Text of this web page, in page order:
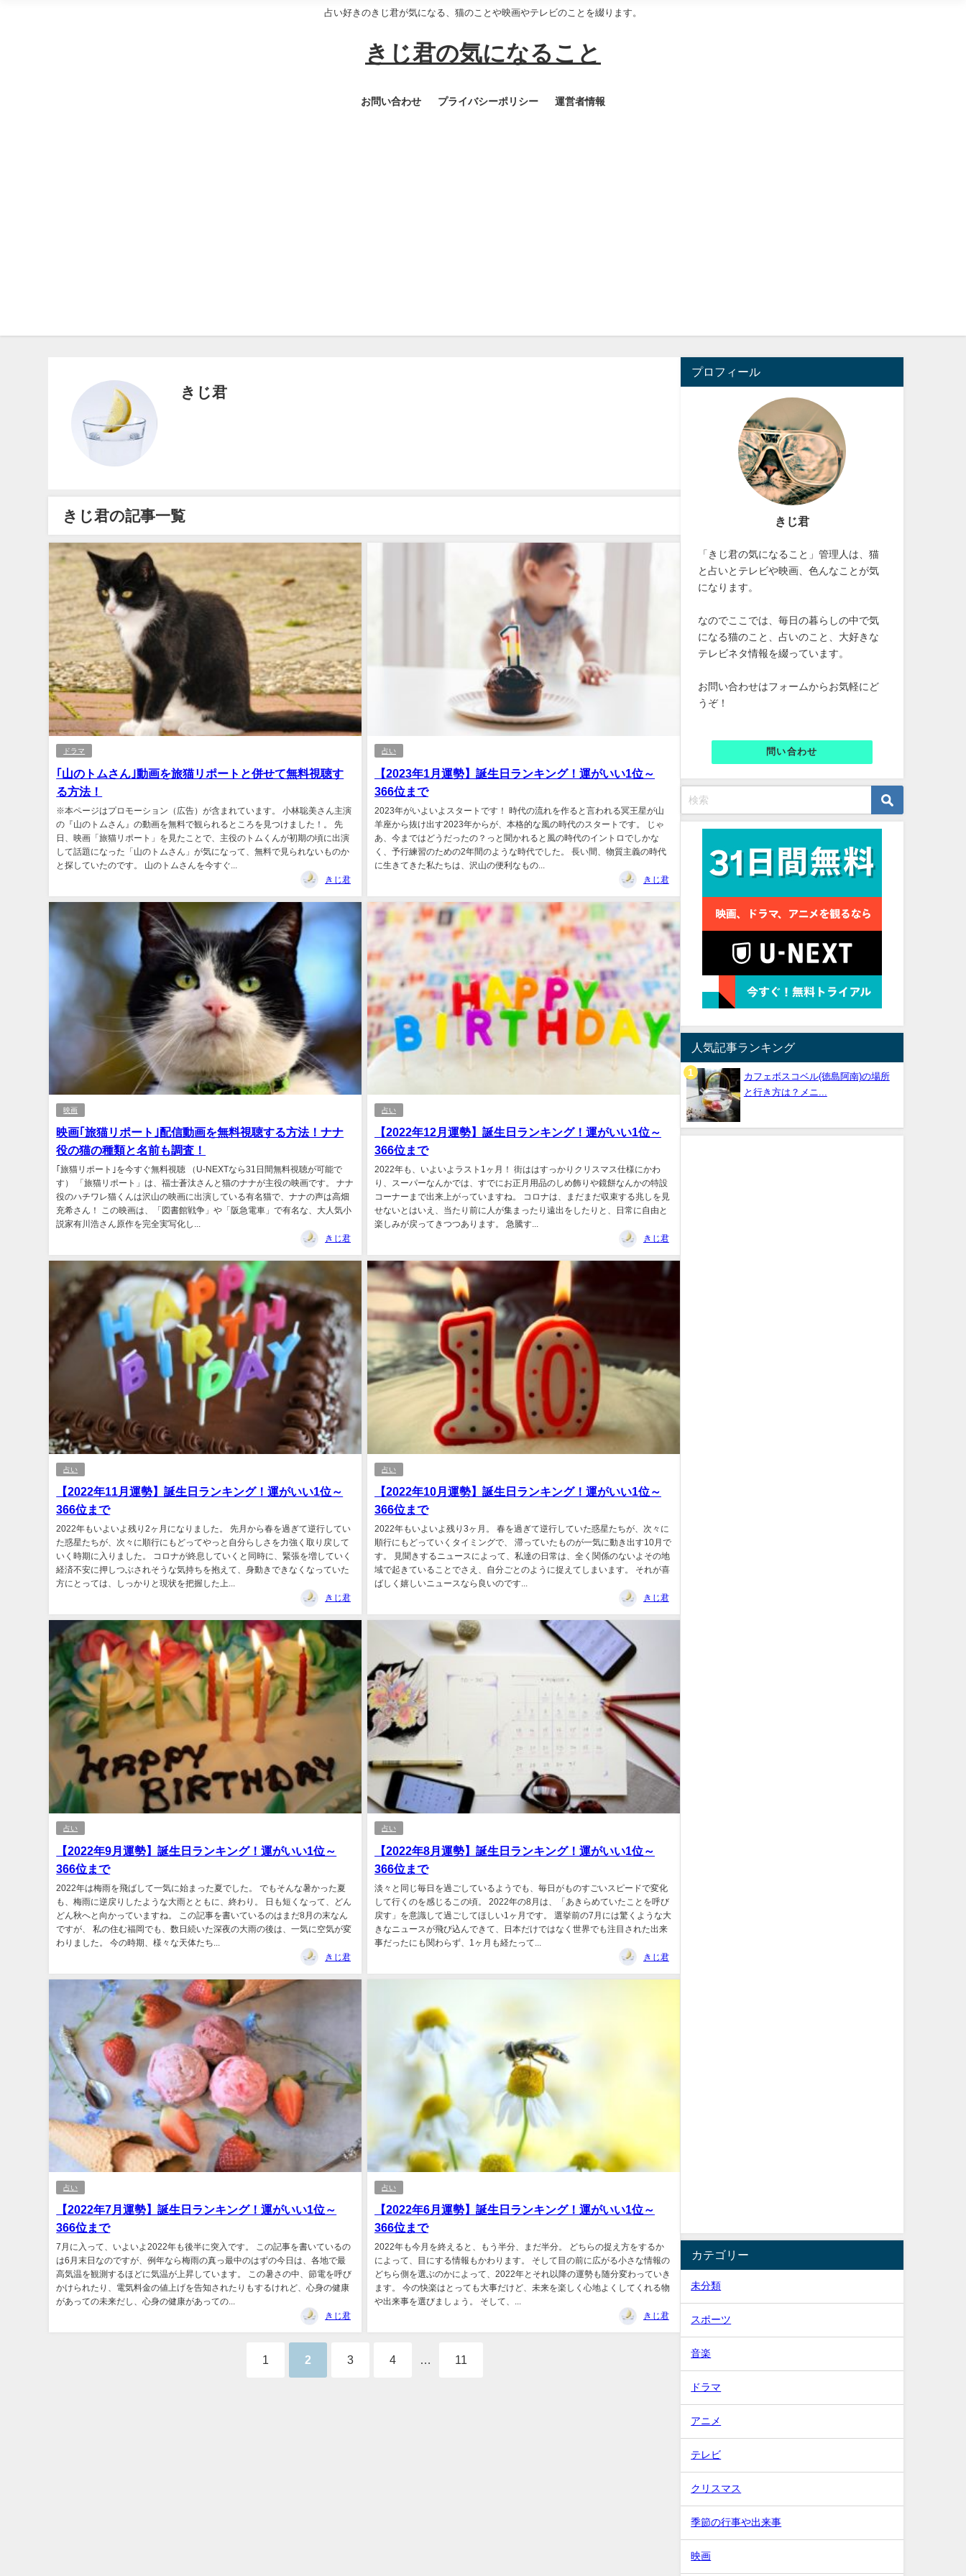
占い好きのきじ君が気になる、猫のことや映画やテレビのことを綴ります。
きじ君の気になること
お問い合わせ プライバシーポリシー 運営者情報
きじ君
きじ君の記事一覧
ドラマ
｢山のトムさん｣動画を旅猫リポートと併せて無料視聴す
る方法！
※本ページはプロモーション（広告）が含まれています。 小林聡美さん主演
の『山のトムさん』の動画を無料で観られるところを見つけました！。 先
日、映画「旅猫リポート」を見たことで、主役のトムくんが初期の頃に出演
して話題になった「山のトムさん」が気になって、無料で見られないものか
と探していたのです。 山のトムさんを今すぐ...
きじ君
占い
【2023年1月運勢】誕生日ランキング！運がいい1位～
366位まで
2023年がいよいよスタートです！ 時代の流れを作ると言われる冥王星が山
羊座から抜け出す2023年からが、本格的な風の時代のスタートです。 じゃ
あ、今まではどうだったの？っと聞かれると風の時代のイントロでしかな
く、予行練習のための2年間のような時代でした。 長い間、物質主義の時代
に生きてきた私たちは、沢山の便利なもの...
きじ君
映画
映画｢旅猫リポート｣配信動画を無料視聴する方法！ナナ
役の猫の種類と名前も調査！
｢旅猫リポート｣を今すぐ無料視聴 （U-NEXTなら31日間無料視聴が可能で
す） 「旅猫リポート」は、福士蒼汰さんと猫のナナが主役の映画です。 ナナ
役のハチワレ猫くんは沢山の映画に出演している有名猫で、ナナの声は高畑
充希さん！ この映画は、「図書館戦争」や「阪急電車」で有名な、大人気小
説家有川浩さん原作を完全実写化し...
きじ君
占い
【2022年12月運勢】誕生日ランキング！運がいい1位～
366位まで
2022年も、いよいよラスト1ヶ月！ 街ははすっかりクリスマス仕様にかわ
り、スーパーなんかでは、すでにお正月用品のしめ飾りや鏡餅なんかの特設
コーナーまで出来上がっていますね。 コロナは、まだまだ収束する兆しを見
せないとはいえ、当たり前に人が集まったり遠出をしたりと、日常に自由と
楽しみが戻ってきつつあります。 急騰す...
きじ君
占い
【2022年11月運勢】誕生日ランキング！運がいい1位～
366位まで
2022年もいよいよ残り2ヶ月になりました。 先月から春を過ぎて逆行してい
た惑星たちが、次々に順行にもどってやっと自分らしさを力強く取り戻して
いく時期に入りました。 コロナが終息していくと同時に、緊張を増していく
経済不安に押しつぶされそうな気持ちを抱えて、身動きできなくなっていた
方にとっては、しっかりと現状を把握した上...
きじ君
占い
【2022年10月運勢】誕生日ランキング！運がいい1位～
366位まで
2022年もいよいよ残り3ヶ月。 春を過ぎて逆行していた惑星たちが、次々に
順行にもどっていくタイミングで、 滞っていたものが一気に動き出す10月で
す。 見聞きするニュースによって、私達の日常は、全く関係のないよその地
域で起きていることでさえ、自分ごとのように捉えてしまいます。 それが喜
ばしく嬉しいニュースなら良いのです...
きじ君
占い
【2022年9月運勢】誕生日ランキング！運がいい1位～
366位まで
2022年は梅雨を飛ばして一気に始まった夏でした。 でもそんな暑かった夏
も、梅雨に逆戻りしたような大雨とともに、終わり。 日も短くなって、どん
どん秋へと向かっていますね。 この記事を書いているのはまだ8月の末なん
ですが、 私の住む福岡でも、数日続いた深夜の大雨の後は、一気に空気が変
わりました。 今の時期、様々な天体たち...
きじ君
占い
【2022年8月運勢】誕生日ランキング！運がいい1位～
366位まで
淡々と同じ毎日を過ごしているようでも、毎日がものすごいスピードで変化
して行くのを感じるこの頃。 2022年の8月は、「あきらめていたことを呼び
戻す」を意識して過ごしてほしい1ヶ月です。 選挙前の7月には驚くような大
きなニュースが飛び込んできて、日本だけではなく世界でも注目された出来
事だったにも関わらず、1ヶ月も経たって...
きじ君
占い
【2022年7月運勢】誕生日ランキング！運がいい1位～
366位まで
7月に入って、いよいよ2022年も後半に突入です。 この記事を書いているの
は6月末日なのですが、例年なら梅雨の真っ最中のはずの今日は、各地で最
高気温を観測するほどに気温が上昇しています。 この暑さの中、節電を呼び
かけられたり、電気料金の値上げを告知されたりもするけれど、心身の健康
があっての未来だし、心身の健康があっての...
きじ君
占い
【2022年6月運勢】誕生日ランキング！運がいい1位～
366位まで
2022年も今月を終えると、もう半分、まだ半分。 どちらの捉え方をするか
によって、目にする情報もかわります。 そして目の前に広がる小さな情報の
どちら側を選ぶのかによって、2022年とそれ以降の運勢も随分変わっていき
ます。 今の快楽はとっても大事だけど、未来を楽しく心地よくしてくれる物
や出来事を選びましょう。 そして、...
きじ君
1 2 3 4 … 11
プロフィール
きじ君
「きじ君の気になること」管理人は、猫
と占いとテレビや映画、色んなことが気
になります。
なのでここでは、毎日の暮らしの中で気
になる猫のこと、占いのこと、大好きな
テレビネタ情報を綴っています。
お問い合わせはフォームからお気軽にど
うぞ！
問い合わせ
人気記事ランキング
カフェボスコベル(徳島阿南)の場所
と行き方は？メニ...
カテゴリー
未分類
スポーツ
音楽
ドラマ
アニメ
テレビ
クリスマス
季節の行事や出来事
映画